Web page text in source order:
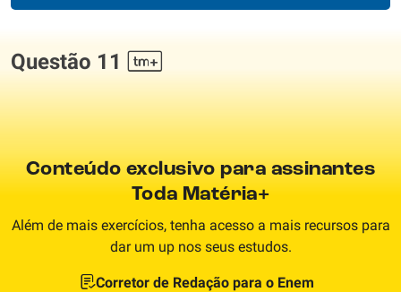
Questão 11
Conteúdo exclusivo para assinantes
Toda Matéria+
Além de mais exercícios, tenha acesso a mais recursos para
dar um up nos seus estudos.
Corretor de Redação para o Enem